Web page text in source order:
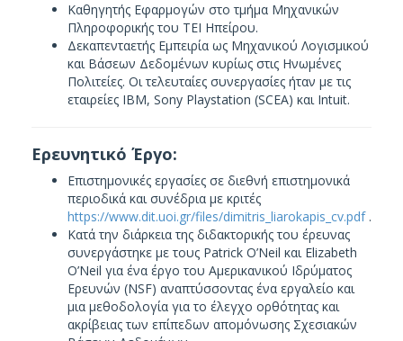
Καθηγητής Εφαρμογών στο τμήμα Μηχανικών
Πληροφορικής του ΤΕΙ Ηπείρου.
Δεκαπενταετής Εμπειρία ως Μηχανικού Λογισμικού
και Βάσεων Δεδομένων κυρίως στις Ηνωμένες
Πολιτείες. Οι τελευταίες συνεργασίες ήταν με τις
εταιρείες IBM, Sony Playstation (SCEA) και Intuit.
Ερευνητικό Έργο:
Επιστημονικές εργασίες σε διεθνή επιστημονικά
περιοδικά και συνέδρια με κριτές
https://www.dit.uoi.gr/files/dimitris_liarokapis_cv.pdf.
Κατά την διάρκεια της διδακτορικής του έρευνας
συνεργάστηκε με τους Patrick O’Neil και Elizabeth
Ο’Neil για ένα έργο του Αμερικανικού Ιδρύματος
Ερευνών (NSF) αναπτύσσοντας ένα εργαλείο και
μια μεθοδολογία για το έλεγχο ορθότητας και
ακρίβειας των επίπεδων απομόνωσης Σχεσιακών